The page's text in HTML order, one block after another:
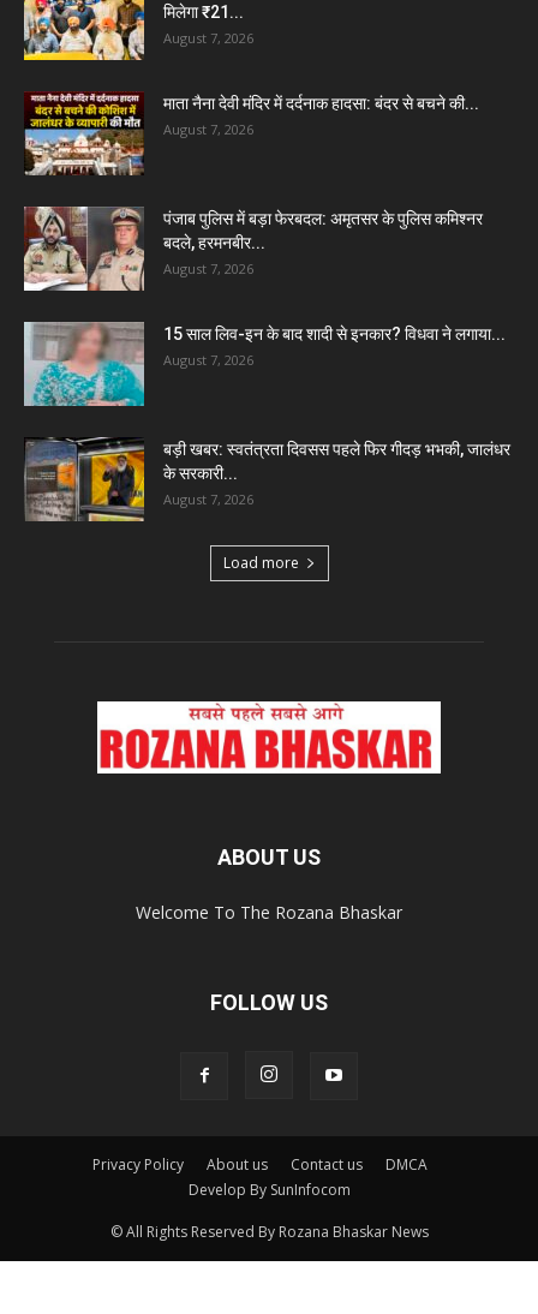
मिलेगा ₹21...
August 7, 2026
माता नैना देवी मंदिर में दर्दनाक हादसा: बंदर से बचने की...
August 7, 2026
पंजाब पुलिस में बड़ा फेरबदल: अमृतसर के पुलिस कमिश्नर
बदले, हरमनबीर...
August 7, 2026
15 साल लिव-इन के बाद शादी से इनकार? विधवा ने लगाया...
August 7, 2026
बड़ी खबर: स्वतंत्रता दिवसस पहले फिर गीदड़ भभकी, जालंधर
के सरकारी...
August 7, 2026
Load more
ABOUT US
Welcome To The Rozana Bhaskar
FOLLOW US
Privacy Policy About us Contact us
DMCA
Develop By SunInfocom
© All Rights Reserved By Rozana Bhaskar News